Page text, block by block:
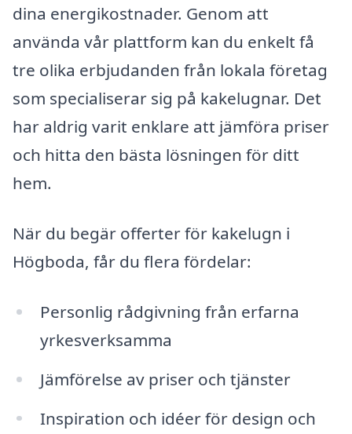
dina energikostnader. Genom att
använda vår plattform kan du enkelt få
tre olika erbjudanden från lokala företag
som specialiserar sig på kakelugnar. Det
har aldrig varit enklare att jämföra priser
och hitta den bästa lösningen för ditt
hem.
När du begär offerter för kakelugn i
Högboda, får du flera fördelar:
Personlig rådgivning från erfarna
yrkesverksamma
Jämförelse av priser och tjänster
Inspiration och idéer för design och